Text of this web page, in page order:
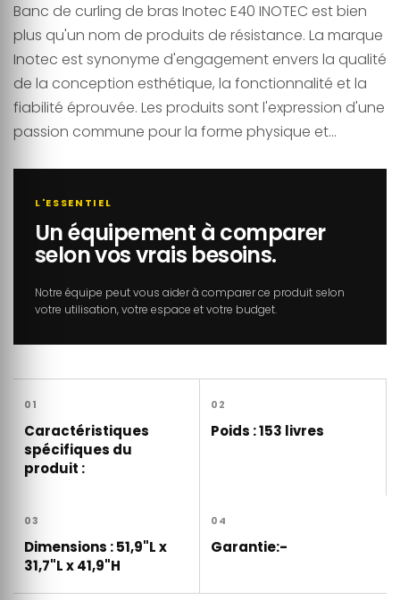
Banc de curling de bras Inotec E40 INOTEC est bien
plus qu'un nom de produits de résistance. La marque
Inotec est synonyme d'engagement envers la qualité
de la conception esthétique, la fonctionnalité et la
fiabilité éprouvée. Les produits sont l'expression d'une
passion commune pour la forme physique et...
L'ESSENTIEL
Un équipement à comparer
selon vos vrais besoins.
Notre équipe peut vous aider à comparer ce produit selon
votre utilisation, votre espace et votre budget.
01
Caractéristiques
spécifiques du
produit :
02
Poids : 153 livres
03
Dimensions : 51,9"L x
31,7"L x 41,9"H
04
Garantie:-